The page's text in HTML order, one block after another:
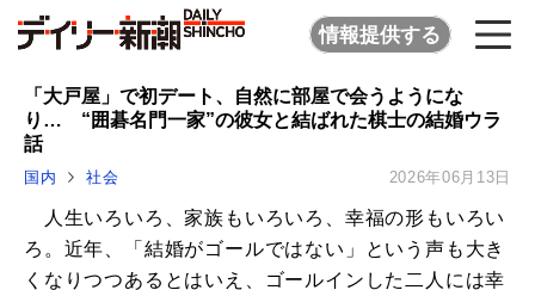
情報提供する
「大戸屋」で初デート、自然に部屋で会うようにな
り… “囲碁名門一家”の彼女と結ばれた棋士の結婚ウラ
話
国内 社会 2026年06月13日
人生いろいろ、家族もいろいろ、幸福の形もいろい
ろ。近年、「結婚がゴールではない」という声も大き
くなりつつあるとはいえ、ゴールインした二人には幸